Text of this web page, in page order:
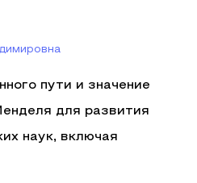
пути и значение
для развития
наук, включая